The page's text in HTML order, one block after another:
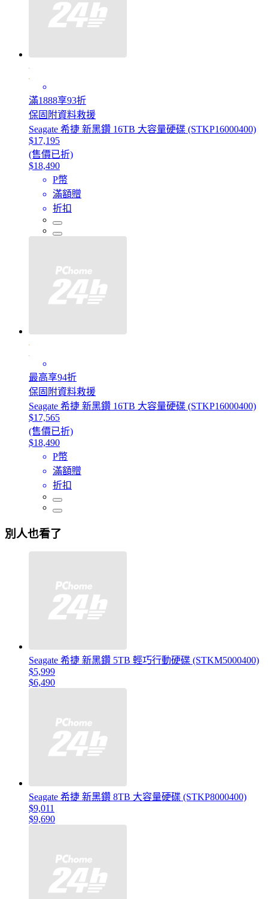
滿1888享93折
保固附資料救援
Seagate 希捷 新黑鑽 16TB 大容量硬碟 (STKP16000400)
$17,195
(售價已折)
$18,490
P幣
滿額贈
折扣
最高享94折
保固附資料救援
Seagate 希捷 新黑鑽 16TB 大容量硬碟 (STKP16000400)
$17,565
(售價已折)
$18,490
P幣
滿額贈
折扣
別人也看了
Seagate 希捷 新黑鑽 5TB 輕巧行動硬碟 (STKM5000400)
$5,999
$6,490
Seagate 希捷 新黑鑽 8TB 大容量硬碟 (STKP8000400)
$9,011
$9,690